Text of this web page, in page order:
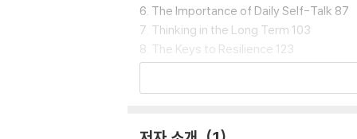
6. The Importance of Daily Self-Talk 87
7. Thinking in the Long Term 103
8. The Keys to Resilience 123
9. Motivating Others 145